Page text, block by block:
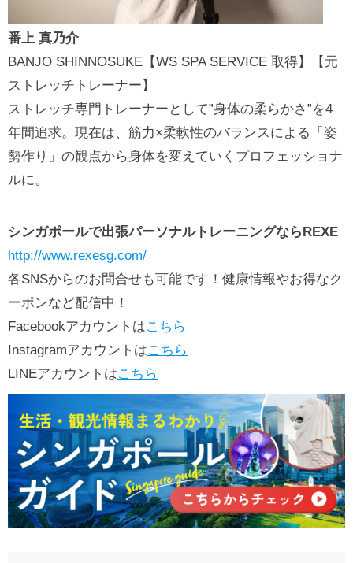
番上 真乃介
BANJO SHINNOSUKE【WS SPA SERVICE 取得】【元
ストレッチトレーナー】
ストレッチ専門トレーナーとして”身体の柔らかさ”を4
年間追求。現在は、筋力×柔軟性のバランスによる「姿
勢作り」の観点から身体を変えていくプロフェッショナ
ルに。
シンガポールで出張パーソナルトレーニングならREXE
http://www.rexesg.com/
各SNSからのお問合せも可能です！健康情報やお得なク
ーポンなど配信中！
Facebookアカウントはこちら
Instagramアカウントはこちら
LINEアカウントはこちら